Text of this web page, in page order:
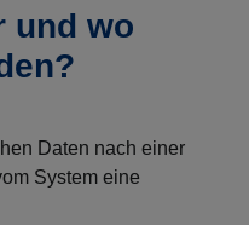
und wo
Daten nach einer
System eine